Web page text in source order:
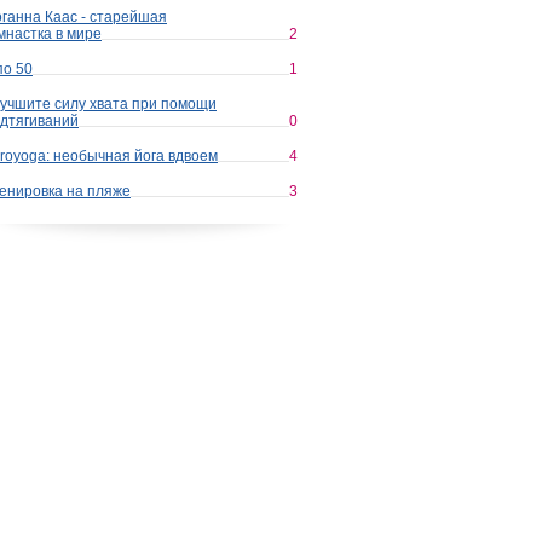
Каас - старейшая
в мире
2
50 1
силу хвата при помощи
0
необычная йога вдвоем 4
на пляже 3